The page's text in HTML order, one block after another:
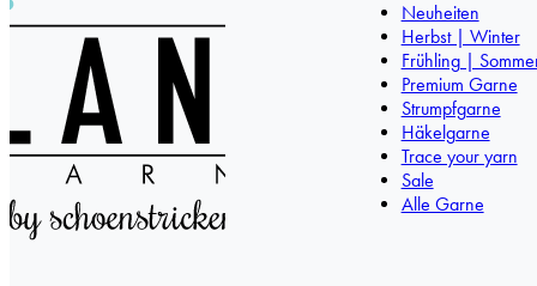
Neuheiten
Herbst | Winter
Frühling |
Premium Garne
Strumpfgarne
Häkelgarne
Trace your yarn
Sale
Alle Garne